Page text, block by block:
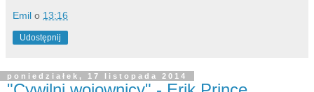
Emil o 13:16
Udostępnij
poniedziałek, 17 listopada 2014